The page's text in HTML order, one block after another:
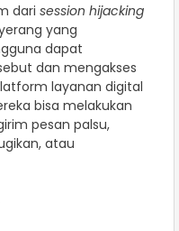
dari session hijacking
yang
dapat
dan mengakses
layanan digital
bisa melakukan
pesan palsu,
atau